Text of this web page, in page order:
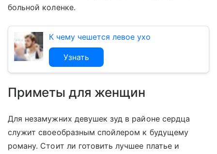
больной коленке.
К чему чешется левое ухо
Узнать
Приметы для женщин
Для незамужних девушек зуд в районе сердца
служит своеобразным спойлером к будущему
роману. Стоит ли готовить лучшее платье и